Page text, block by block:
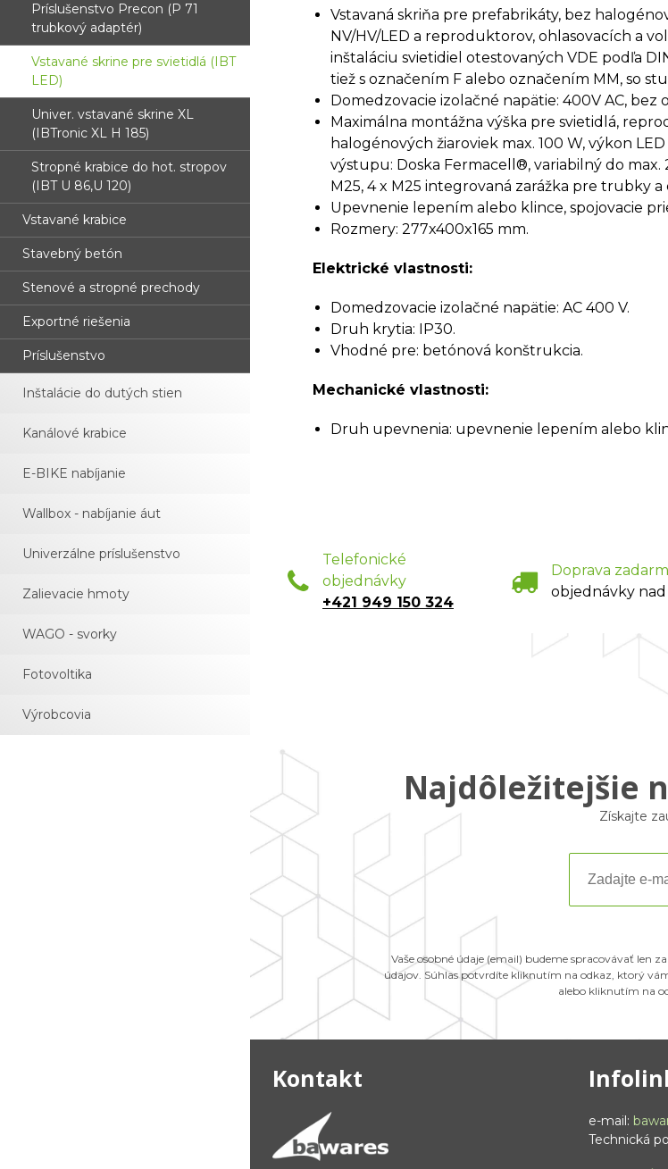
Príslušenstvo Precon (P 71
trubkový adaptér)
Vstavané skrine pre svietidlá (IBT
LED)
Univer. vstavané skrine XL
(IBTronic XL H 185)
Stropné krabice do hot. stropov
(IBT U 86,U 120)
Vstavané krabice
Stavebný betón
Stenové a stropné prechody
Exportné riešenia
Príslušenstvo
Inštalácie do dutých stien
Kanálové krabice
E-BIKE nabíjanie
Wallbox - nabíjanie áut
Univerzálne príslušenstvo
Zalievacie hmoty
WAGO - svorky
Fotovoltika
Výrobcovia
Vstavaná skriňa pre prefabrikáty, bez
NV/HV/LED a reproduktorov, ohlasovacích a
inštaláciu svietidiel otestovaných VDE podľa
tiež s označením F alebo označením MM, so
Domedzovacie izolačné napätie: 400V AC, bez
Maximálna montážna výška pre svietidlá,
halogénových žiaroviek max. 100 W, výkon
výstupu: Doska Fermacell®, variabilný do
M25, 4 x M25 integrovaná zarážka pre trubky
Upevnenie lepením alebo klince, spojovacie
Rozmery: 277x400x165 mm.
Elektrické vlastnosti:
Domedzovacie izolačné napätie: AC 400 V.
Druh krytia: IP30.
Vhodné pre: betónová konštrukcia.
Mechanické vlastnosti:
Druh upevnenia: upevnenie lepením alebo
Telefonické
objednávky
+421 949 150 324
Doprava
objednávky nad
Najdôležitejšie
Získajte
Vaše osobné údaje (email) budeme spracovávať len
údajov. Súhlas potvrdíte kliknutím na odkaz, ktorý
alebo kliknutím na
Kontakt
e-mail:
Technická